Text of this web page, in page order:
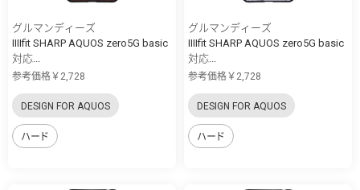
グルマンディーズ
IIIIfit SHARP AQUOS zero5G basic
対応...
参考価格￥2,728
DESIGN FOR AQUOS
ハード
グルマンディーズ
IIIIfit SHARP AQUOS zero5G basic
対応...
参考価格￥2,728
DESIGN FOR AQUOS
ハード